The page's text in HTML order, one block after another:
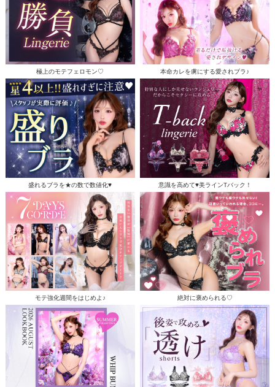
極上のモテフェロモン♡ 本命カレを虜にする愛されブラ♪
盛れるブラを★の数で数値化♥ 意識を高めて♥美ラインTバック！
モテ強化週間をはじめよ♪ 絶対に褒められる♡